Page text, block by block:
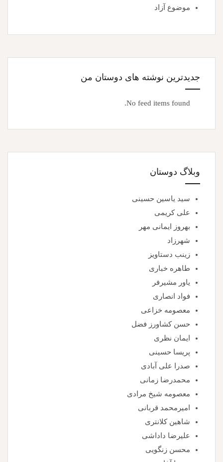
موضوع آزاد
جدیدترین نوشته های دوستان من
No feed items found.
وبلاگ دوستان
سید یاسین حسینی
علی کریمی
بهروز ایمانی مهر
شهرزاد
زینب دستاویز
طاهره خباری
یاور مشیرفر
فواد انصاری
معصومه خزاعی
حسن کشاورز فضل
ایمان نظری
پریسا حسینی
صدرا علی آبادی
محمدرضا زمانی
معصومه شیخ مرادی
امیرمحمد قربانی
شاهین کلانتری
علیرضا داداشی
محسن زنگویی